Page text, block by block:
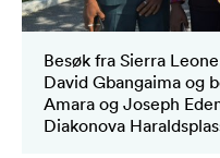
Besøk fra Sierra
David Gbangaima og
Amara og Joseph
Diakonova